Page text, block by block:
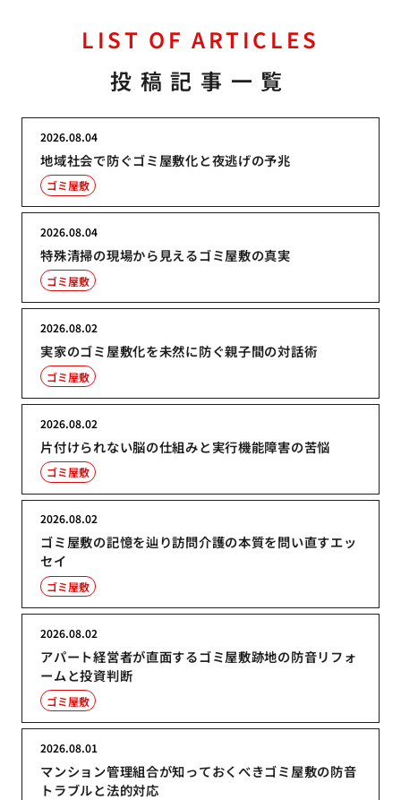
LIST OF ARTICLES
投稿記事一覧
地域社会で防ぐゴミ屋敷化と夜逃げの予兆
2026.08.04
ゴミ屋敷
特殊清掃の現場から見えるゴミ屋敷の真実
2026.08.04
ゴミ屋敷
実家のゴミ屋敷化を未然に防ぐ親子間の対話術
2026.08.02
ゴミ屋敷
片付けられない脳の仕組みと実行機能障害の苦悩
2026.08.02
ゴミ屋敷
ゴミ屋敷の記憶を辿り訪問介護の本質を問い直すエッ
セイ
2026.08.02
ゴミ屋敷
アパート経営者が直面するゴミ屋敷跡地の防音リフォ
ームと投資判断
2026.08.02
ゴミ屋敷
マンション管理組合が知っておくべきゴミ屋敷の防音
トラブルと法的対応
2026.08.01